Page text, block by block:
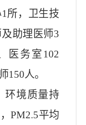
所，卫生技
助理医师3
医务室102
150人。
环境质量持
，PM2.5平均